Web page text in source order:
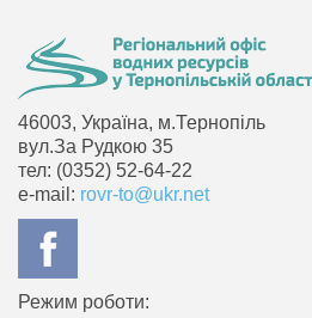
46003, Україна, м.Тернопіль
вул.За Рудкою 35
тел: (0352) 52-64-22
e-mail: rovr-to@ukr.net
Режим роботи: